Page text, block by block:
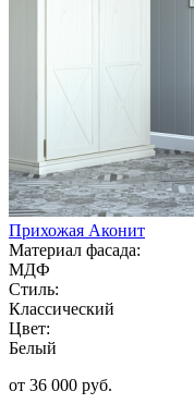
Прихожая Аконит
Материал фасада:
МДФ
Стиль:
Классический
Цвет:
Белый
от 36 000 руб.